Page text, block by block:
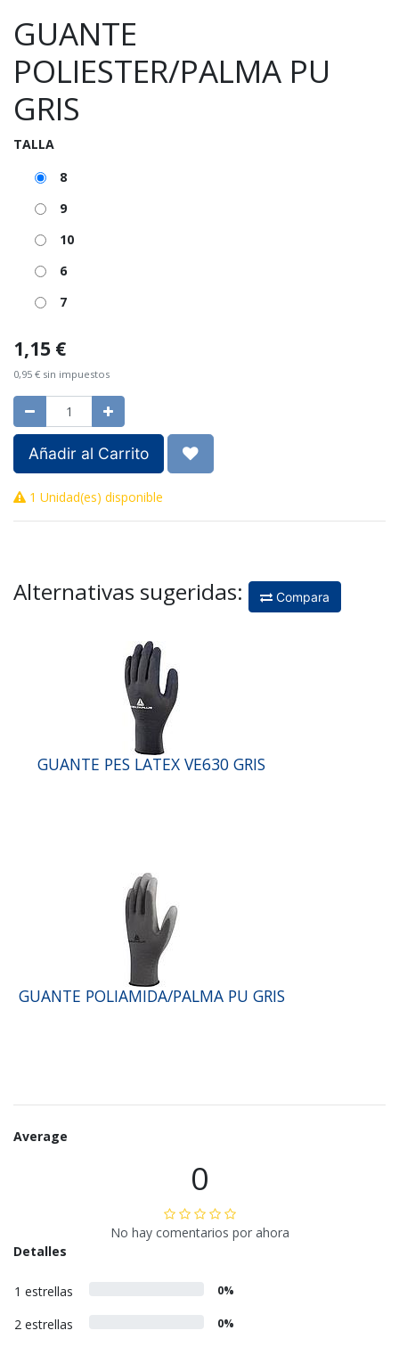
GUANTE
POLIESTER/PALMA PU
GRIS
TALLA
8
9
10
6
7
1,15 €
0,95 € sin impuestos
Añadir al Carrito
1 Unidad(es) disponible
Alternativas sugeridas: Compara
GUANTE PES LATEX VE630 GRIS
GUANTE POLIAMIDA/PALMA PU GRIS
Average
0
No hay comentarios por ahora
Detalles
1 estrellas 0%
2 estrellas 0%